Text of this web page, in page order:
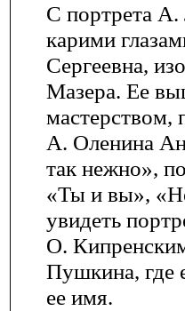
С портрета
карими
Сергеевна,
Мазера. Ее
А. Оленина
так нежно»,
«Ты и вы»,
увидеть
О.
Пушкина, где
ее имя.